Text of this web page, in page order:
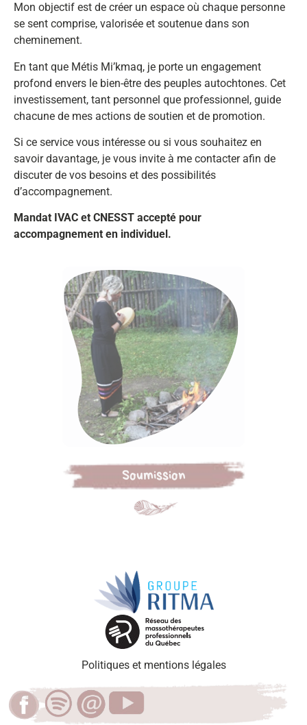
Mon objectif est de créer un espace où chaque personne
se sent comprise, valorisée et soutenue dans son
cheminement.
En tant que Métis Mi’kmaq, je porte un engagement
profond envers le bien-être des peuples autochtones. Cet
investissement, tant personnel que professionnel, guide
chacune de mes actions de soutien et de promotion.
Si ce service vous intéresse ou si vous souhaitez en
savoir davantage, je vous invite à me contacter afin de
discuter de vos besoins et des possibilités
d’accompagnement.
Mandat IVAC et CNESST accepté pour
accompagnement en individuel.
Soumission
Politiques et mentions légales